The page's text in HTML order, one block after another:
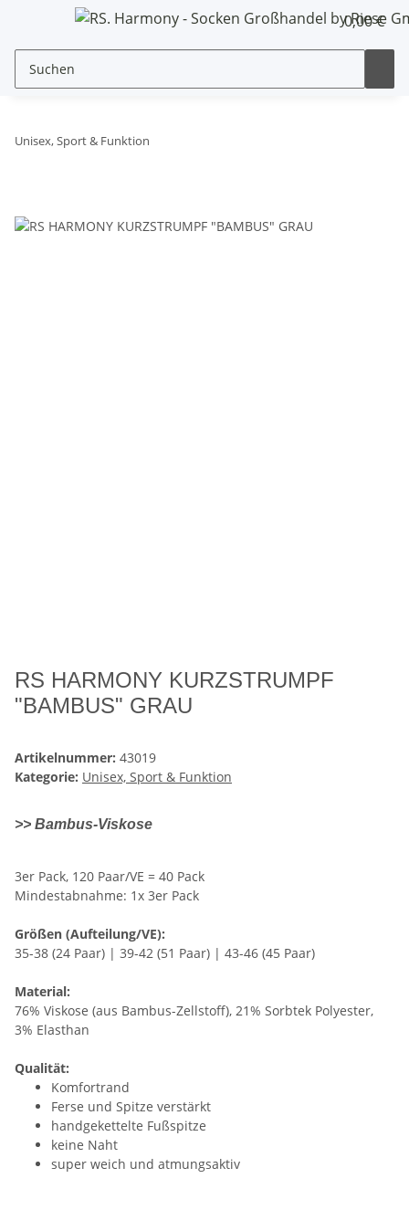
0,00 €
Unisex, Sport & Funktion
RS HARMONY KURZSTRUMPF
"BAMBUS" GRAU
Artikelnummer: 43019
Kategorie: Unisex, Sport & Funktion
>> Bambus-Viskose
3er Pack, 120 Paar/VE = 40 Pack
Mindestabnahme: 1x 3er Pack
Größen (Aufteilung/VE):
35-38 (24 Paar) | 39-42 (51 Paar) | 43-46 (45 Paar)
Material:
76% Viskose (aus Bambus-Zellstoff), 21% Sorbtek Polyester,
3% Elasthan
Qualität:
Komfortrand
Ferse und Spitze verstärkt
handgekettelte Fußspitze
keine Naht
super weich und atmungsaktiv